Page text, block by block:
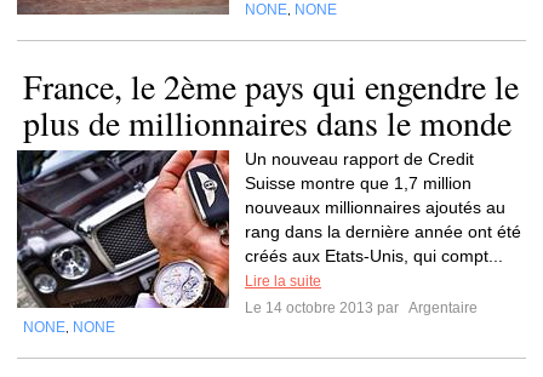
NONE NONE
France, le 2ème pays qui engendre le
plus de millionnaires dans le monde
Un nouveau rapport de Credit
Suisse montre que 1,7 million
nouveaux millionnaires ajoutés au
rang dans la dernière année ont été
créés aux Etats-Unis, qui compt...
Lire la suite
Le 14 octobre 2013 par Argentaire
NONE NONE